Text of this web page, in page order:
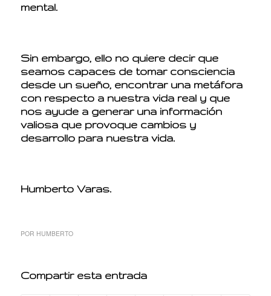
mental.
Sin embargo, ello no quiere decir que
seamos capaces de tomar consciencia
desde un sueño, encontrar una metáfora
con respecto a nuestra vida real y que
nos ayude a generar una información
valiosa que provoque cambios y
desarrollo para nuestra vida.
Humberto Varas.
POR HUMBERTO
Compartir esta entrada